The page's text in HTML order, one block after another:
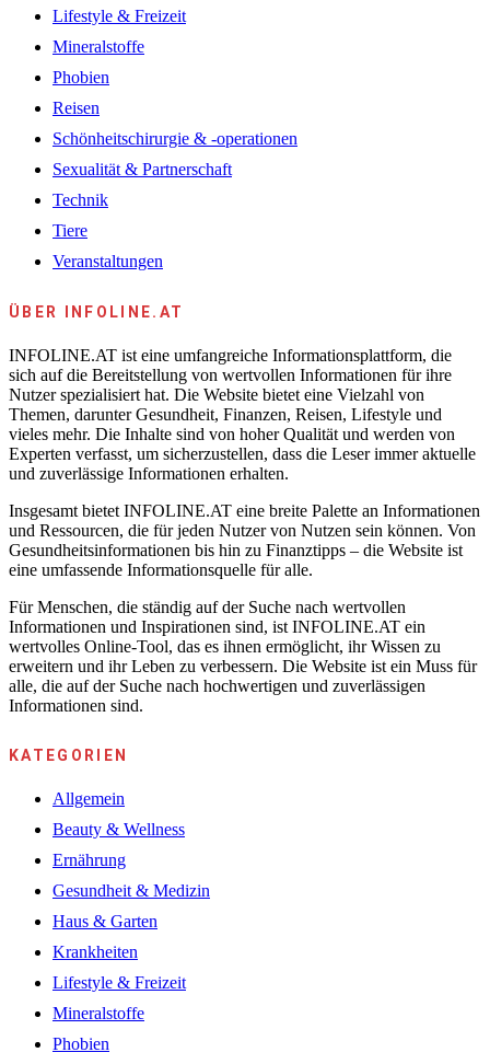
Lifestyle & Freizeit
Mineralstoffe
Phobien
Reisen
Schönheitschirurgie & -operationen
Sexualität & Partnerschaft
Technik
Tiere
Veranstaltungen
ÜBER INFOLINE.AT
INFOLINE.AT ist eine umfangreiche Informationsplattform, die
sich auf die Bereitstellung von wertvollen Informationen für ihre
Nutzer spezialisiert hat. Die Website bietet eine Vielzahl von
Themen, darunter Gesundheit, Finanzen, Reisen, Lifestyle und
vieles mehr. Die Inhalte sind von hoher Qualität und werden von
Experten verfasst, um sicherzustellen, dass die Leser immer aktuelle
und zuverlässige Informationen erhalten.
Insgesamt bietet INFOLINE.AT eine breite Palette an Informationen
und Ressourcen, die für jeden Nutzer von Nutzen sein können. Von
Gesundheitsinformationen bis hin zu Finanztipps – die Website ist
eine umfassende Informationsquelle für alle.
Für Menschen, die ständig auf der Suche nach wertvollen
Informationen und Inspirationen sind, ist INFOLINE.AT ein
wertvolles Online-Tool, das es ihnen ermöglicht, ihr Wissen zu
erweitern und ihr Leben zu verbessern. Die Website ist ein Muss für
alle, die auf der Suche nach hochwertigen und zuverlässigen
Informationen sind.
KATEGORIEN
Allgemein
Beauty & Wellness
Ernährung
Gesundheit & Medizin
Haus & Garten
Krankheiten
Lifestyle & Freizeit
Mineralstoffe
Phobien